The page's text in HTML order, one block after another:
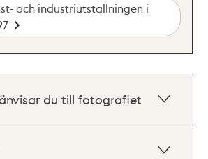
och industriutställningen i
du till fotografiet